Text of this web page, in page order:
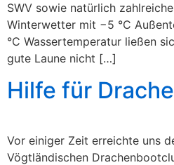
SWV sowie natürlich
Winterwetter mit −5 °C
°C Wassertemperatur ließen
gute Laune nicht […]
Hilfe für
Vor einiger Zeit erreichte uns
Vögtländischen